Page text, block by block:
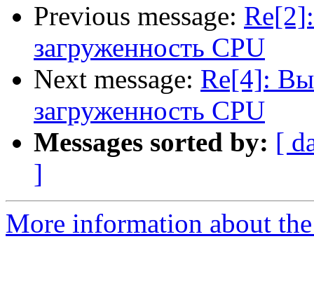
Previous message:
загруженность CPU
Next message: Re[4]:
загруженность CPU
Messages sorted by: [
]
More information about